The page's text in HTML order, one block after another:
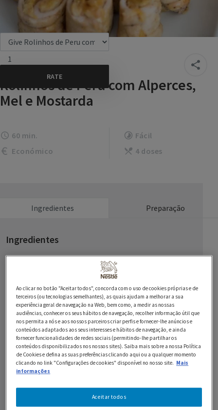
1
Rolinhos de Peru com Alperces,
Mel e Mostarda
60 min.
Fácil
Económico
4 doses
Ingredientes Preparação
Ingredientes
4 0 bifes de peru
100 g de amêndoas sem pele
1 0 maçã (verde, de preferência)
2 c. de sopa de cebola picada
3 c. de sopa de manteiga
1 c. de chá de gengibre em pó
100 g de pão cortado em cubos
Ao clicar no botão "Aceitar todos", concorda com o uso de cookies próprias e de
terceiros (ou tecnologias semelhantes), as quais ajudam a melhorar a sua
experiência geral de navegação na Web, bem como, a medir as nossas
audiências, conhecer os seus hábitos de navegação, recolher informação útil que
nos permita a nós e aos nossos parceiros criar perfis e fornecer-lhe anúncios e
conteúdos adaptados aos seus interesses e hábitos de navegação, e ainda
fornecer funcionalidades de redes sociais (permitindo-lhe partilhar os
conteúdos disponibilizados nos nossos sites). Saiba mais sobre a nossa Política
de Cookies e defina as suas preferências clicando aqui ou a qualquer momento
clicando no link "Configurações de cookies" disponível no nosso site. Mais
informações
Aceitar todos